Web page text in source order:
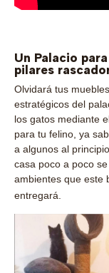
Un Palacio
pilares
Olvidará tus
estratégicos del
los gatos mediante
para tu felino, ya
a algunos al
casa poco a poco
ambientes que este
entregará.